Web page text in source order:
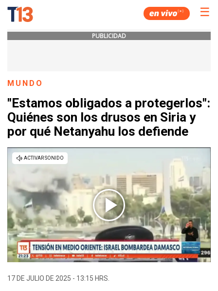
☰
PUBLICIDAD
MUNDO
"Estamos obligados a protegerlos":
Quiénes son los drusos en Siria y
por qué Netanyahu los defiende
17 DE JULIO DE 2025 - 13:15 HRS.